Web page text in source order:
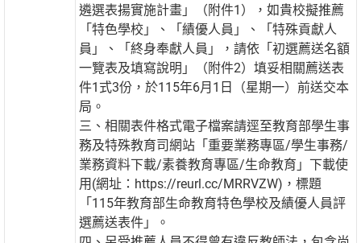
遴選表揚實施計畫」（附件1），如貴校擬推薦
「特色學校」、「績優人員」、「特殊貢獻人
員」、「終身奉獻人員」，請依「初選薦送名額
一覽表及填寫說明」（附件2）填妥相關薦送表
件1式3份，於115年6月1日（星期一）前送交本
局。
三、相關表件格式電子檔案請逕至教育部學生事
務及特殊教育司網站「重要業務專區/學生事務/
業務資料下載/素養教育專區/生命教育」下載使
用(網址：https://reurl.cc/MRRVZW)，標題
「115年教育部生命教育特色學校及績優人員評
選薦送表件」。